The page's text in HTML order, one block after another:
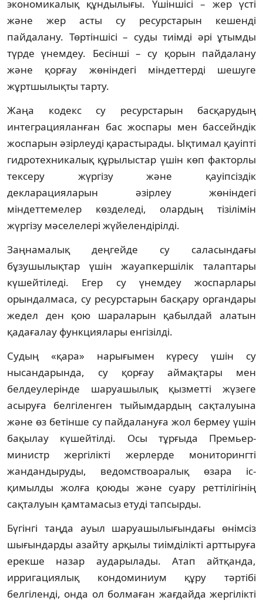
экономикалық құндылығы. Үшіншісі – жер үсті
және жер асты су ресурстарын кешенді
пайдалану. Төртіншісі – суды тиімді әрі ұтымды
түрде үнемдеу. Бесінші – су қорын пайдалану
және қорғау жөніндегі міндеттерді шешуге
жұртшылықты тарту.
Жаңа кодекс су ресурстарын басқарудың
интеграцияланған бас жоспары мен бассейндік
жоспарын әзірлеуді қарастырады. Ықтимал қауіпті
гидротехникалық құрылыстар үшін көп факторлы
тексеру жүргізу және қауіпсіздік
декларацияларын әзірлеу жөніндегі
міндеттемелер көзделеді, олардың тізілімін
жүргізу мәселелері жүйелендірілді.
Заңнамалық деңгейде су саласындағы
бұзушылықтар үшін жауапкершілік талаптары
күшейтіледі. Егер су үнемдеу жоспарлары
орындалмаса, су ресурстарын басқару органдары
жедел ден қою шараларын қабылдай алатын
қадағалау функциялары енгізілді.
Судың «қара» нарығымен күресу үшін су
нысандарында, су қорғау аймақтары мен
белдеулерінде шаруашылық қызметті жүзеге
асыруға белгіленген тыйымдардың сақталуына
және өз бетінше су пайдалануға жол бермеу үшін
бақылау күшейтілді. Осы тұрғыда Премьер-
министр жергілікті жерлерде мониторингті
жандандыруды, ведомствоаралық өзара іс-
қимылды жолға қоюды және суару реттілігінің
сақталуын қамтамасыз етуді тапсырды.
Бүгінгі таңда ауыл шаруашылығындағы өнімсіз
шығындарды азайту арқылы тиімділікті арттыруға
ерекше назар аударылады. Атап айтқанда,
ирригациялық кондоминиум құру тәртібі
белгіленді, онда ол болмаған жағдайда жергілікті